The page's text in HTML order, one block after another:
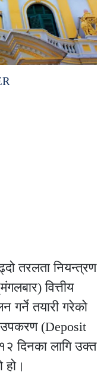
तरलता नियन्त्रण
वित्तीय
गर्ने तयारी गरेको
(Deposit
दिनका लागि उक्त
हो।